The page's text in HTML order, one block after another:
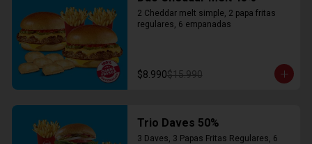
2 Cheddar melt simple, 2 papa fritas
regulares, 6 empanadas
$8.990$15.990
Trio Daves 50%
3 Daves, 3 Papas Fritas Regulares, 6